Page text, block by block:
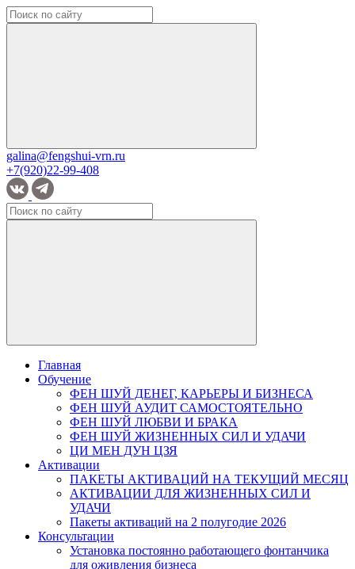
galina@fengshui-vrn.ru
+7(920)22-99-408
Главная
Обучение
ФЕН ШУЙ ДЕНЕГ, КАРЬЕРЫ И БИЗНЕСА
ФЕН ШУЙ АУДИТ САМОСТОЯТЕЛЬНО
ФЕН ШУЙ ЛЮБВИ И БРАКА
ФЕН ШУЙ ЖИЗНЕННЫХ СИЛ И УДАЧИ
ЦИ МЕН ДУН ЦЗЯ
Активации
ПАКЕТЫ АКТИВАЦИЙ НА ТЕКУЩИЙ МЕСЯЦ
АКТИВАЦИИ ДЛЯ ЖИЗНЕННЫХ СИЛ И
УДАЧИ
Пакеты активаций на 2 полугодие 2026
Консультации
Установка постоянно работающего фонтанчика
для оживления бизнеса